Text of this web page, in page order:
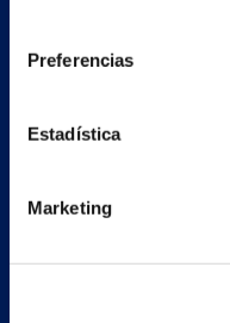
Preferencias
Estadística
Marketing
Products
Company
News